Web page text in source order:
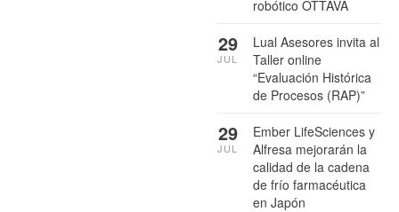
robótico OTTAVA
Lual Asesores invita al
Taller online
“Evaluación Histórica
de Procesos (RAP)”
29
JUL
Ember LifeSciences y
Alfresa mejorarán la
calidad de la cadena
de frío farmacéutica
en Japón
29
JUL